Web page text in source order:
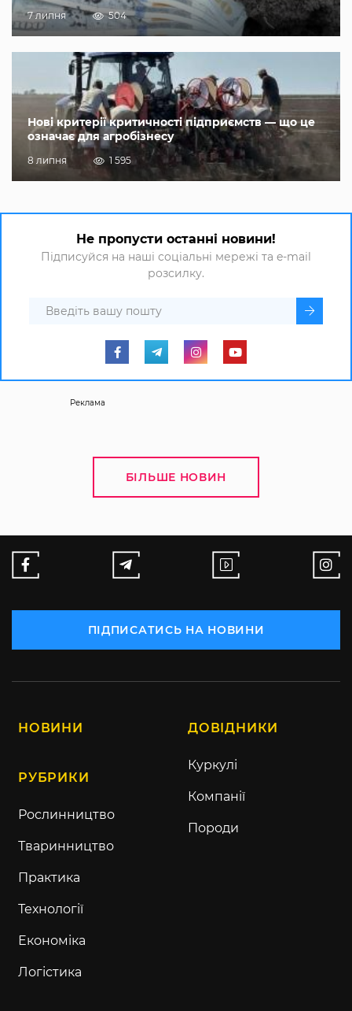
7 липня 504
Нові критерії критичності підприємств — що це
означає для агробізнесу
8 липня 1 595
Не пропусти останні новини!
Підписуйся на наші соціальні мережі та e-mail
розсилку.
Реклама
БІЛЬШЕ НОВИН
ПІДПИСАТИСЬ НА НОВИНИ
НОВИНИ
РУБРИКИ
Рослинництво
Тваринництво
Практика
Технології
Економіка
Логістика
ДОВІДНИКИ
Куркулі
Компанії
Породи